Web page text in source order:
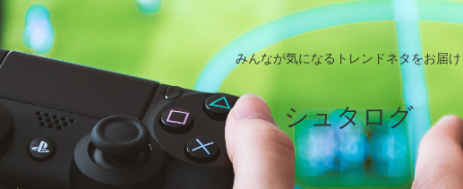
みんなが気になるトレンドネタをお届け
シュタログ